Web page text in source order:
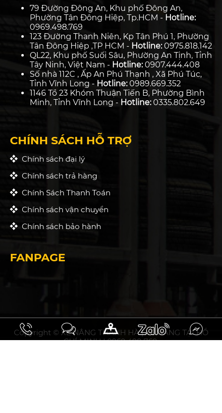
79 Đường Đông An, Khu phố Đông An,
Phường Tân Đông Hiệp, Tp.HCM - Hotline:
0969.498.769
123 Đường Thanh Niên, Kp Tân Phú 1, Phường
Tân Đông Hiệp ,TP HCM - Hotline:0975.818.142
QL22, Khu phố Suối Sâu, Phường An Tịnh, Tỉnh
Tây Ninh, Việt Nam - Hotline:0907.444.408
Số nhà 112C , Ấp An Phú Thạnh , Xã Phú Túc,
Tỉnh Vĩnh Long - Hotline:0989.669.352
1146 Tổ 23 Khóm Thuận Tiến B, Phường Bình
Minh, Tỉnh Vĩnh Long - Hotline:0335.802.649
CHÍNH SÁCH HỖ TRỢ
Chính sách đại lý
Chính sách trả hàng
Chính Sách Thanh Toán
Chính sách vận chuyển
Chính sách bảo hành
FANPAGE
Copyright © XE NÂNG THANH HÀ | XE NÂNG TẠI HỒ
CHÍ MINH | 0969 498 769.